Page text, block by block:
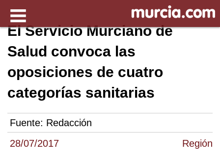
28/07/2017 Región
El Servicio Murciano de
Salud convoca las
oposiciones de cuatro
categorías sanitarias
Fuente: Redacción